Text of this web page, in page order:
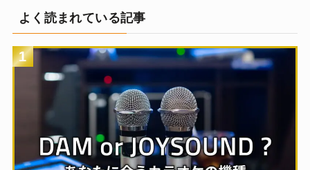
よく読まれている記事
1